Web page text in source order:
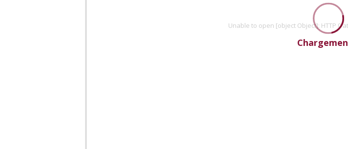
Unable to open [object Object]: HTTP 0